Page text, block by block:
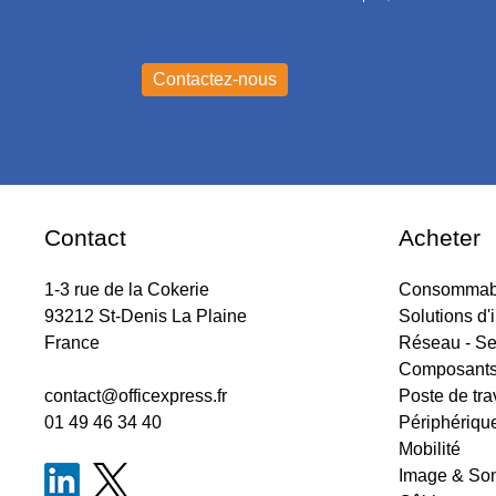
Contact
1-3 rue de la Cokerie
93212 St-Denis La Plaine
France
contact@officexpress.fr
01 49 46 34 40
Acheter
Solutions
Réseau -
Poste de
Mobilité
Image &